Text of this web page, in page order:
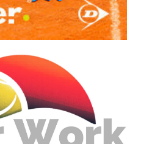
gegen ihre Vereinskameradin
dritten Plätze belegten Christina
Nicole Woldmann (USV Jena).Die